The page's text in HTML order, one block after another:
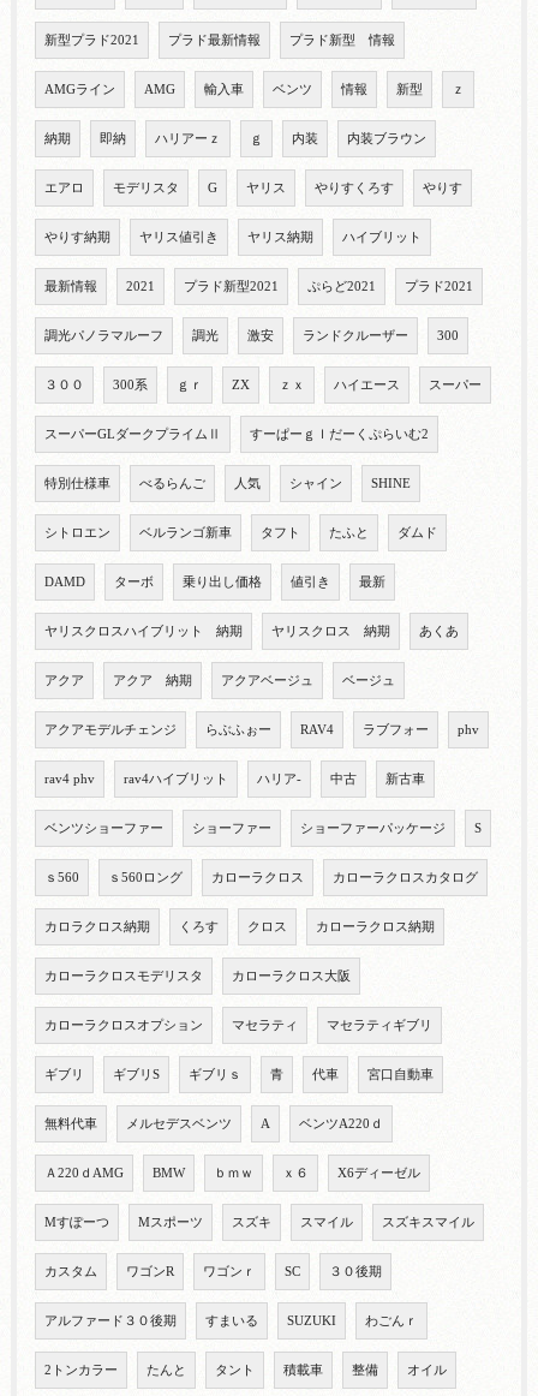
新型プラド2021 プラド最新情報 プラド新型 情報
AMGライン AMG 輸入車 ベンツ 情報 新型 ｚ
納期 即納 ハリアーｚ ｇ 内装 内装ブラウン
エアロ モデリスタ G ヤリス やりすくろす やりす
やりす納期 ヤリス値引き ヤリス納期 ハイブリット
最新情報 2021 プラド新型2021 ぷらど2021 プラド2021
調光パノラマルーフ 調光 激安 ランドクルーザー 300
３００ 300系 ｇｒ ZX ｚｘ ハイエース スーパー
スーパーGLダークプライムⅡ すーぱーｇｌだーくぷらいむ2
特別仕様車 べるらんご 人気 シャイン SHINE
シトロエン ベルランゴ新車 タフト たふと ダムド
DAMD ターボ 乗り出し価格 値引き 最新
ヤリスクロスハイブリット 納期 ヤリスクロス 納期 あくあ
アクア アクア 納期 アクアベージュ ベージュ
アクアモデルチェンジ らぶふぉー RAV4 ラブフォー phv
rav4 phv rav4ハイブリット ハリア- 中古 新古車
ベンツショーファー ショーファー ショーファーパッケージ S
ｓ560 ｓ560ロング カローラクロス カローラクロスカタログ
カロラクロス納期 くろす クロス カローラクロス納期
カローラクロスモデリスタ カローラクロス大阪
カローラクロスオプション マセラティ マセラティギブリ
ギブリ ギブリS ギブリｓ 青 代車 宮口自動車
無料代車 メルセデスベンツ A ベンツA220ｄ
Ａ220ｄAMG BMW ｂｍｗ ｘ６ X6ディーゼル
Mすぽーつ Mスポーツ スズキ スマイル スズキスマイル
カスタム ワゴンR ワゴンｒ SC ３０後期
アルファード３０後期 すまいる SUZUKI わごんｒ
2トンカラー たんと タント 積載車 整備 オイル